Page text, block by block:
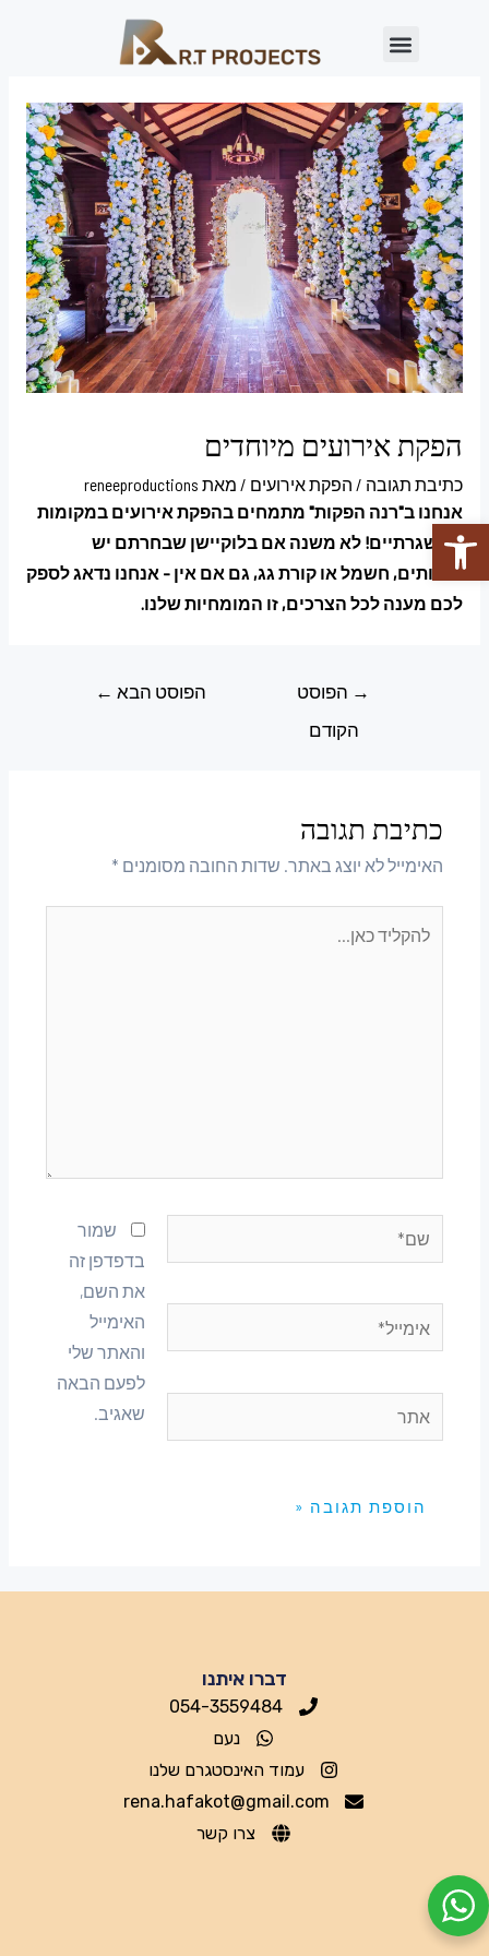
פתח סרגל נגישות
הפקת אירועים מיוחדים
כתיבת תגובה / הפקת אירועים / מאת reneeproductions
אנחנו ב"רנה הפקות" מתמחים בהפקת אירועים במקומות
לא שגרתיים! לא משנה אם בלוקיישן שבחרתם יש
שירותים, חשמל או קורת גג, גם אם אין – אנחנו נדאג לספק
לכם מענה לכל הצרכים, זו המומחיות שלנו.
→ הפוסט
הקודם
הפוסט הבא ←
כתיבת תגובה
האימייל לא יוצג באתר. שדות החובה מסומנים *
שמור
בדפדפן זה
את השם,
האימייל
והאתר שלי
לפעם הבאה
שאגיב.
דברו איתנו
054-3559484
נעם
עמוד האינסטגרם שלנו
rena.hafakot@gmail.com
צרו קשר